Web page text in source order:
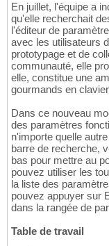
En juillet, l'équipe a
qu'elle recherchait
l'éditeur de
avec les utilisateurs
prototypage et de
communauté, elle
elle, constitue une
gourmands en
Dans ce nouveau
des paramètres
n'importe quelle
barre de recherche,
bas pour mettre au
pouvez utiliser les
la liste des
pouvez appuyer sur
dans la rangée de
Table de travail